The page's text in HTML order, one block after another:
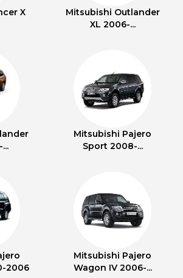
X
Mitsubishi Outlander
XL 2006-...
Mitsubishi Pajero
Sport 2008-...
2006
Mitsubishi Pajero
Wagon IV 2006-...